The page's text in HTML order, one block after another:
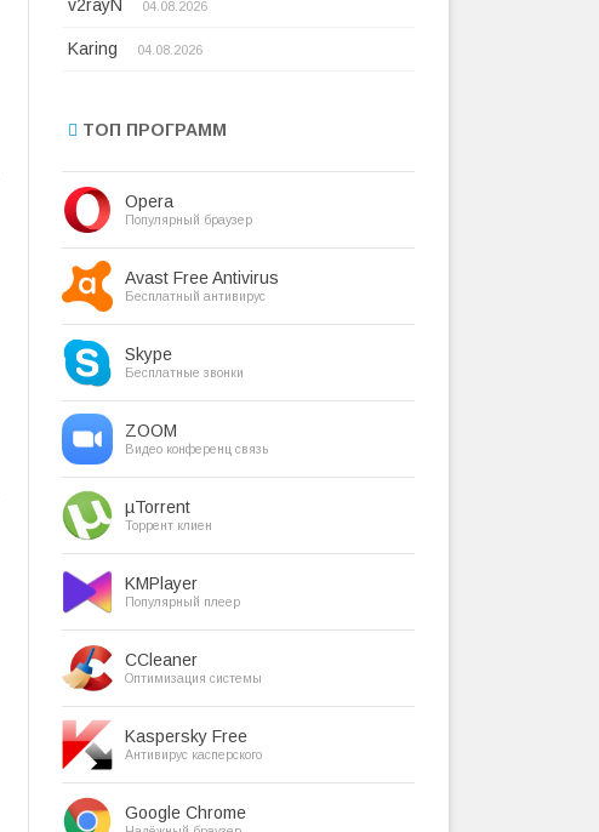
v2rayN 04.08.2026
Karing 04.08.2026
ТОП ПРОГРАММ
Opera
Популярный браузер
Avast Free Antivirus
Бесплатный антивирус
Skype
Бесплатные звонки
ZOOM
Видео конференц связь
µTorrent
Торрент клиен
KMPlayer
Популярный плеер
CCleaner
Оптимизация системы
Kaspersky Free
Антивирус касперского
Google Chrome